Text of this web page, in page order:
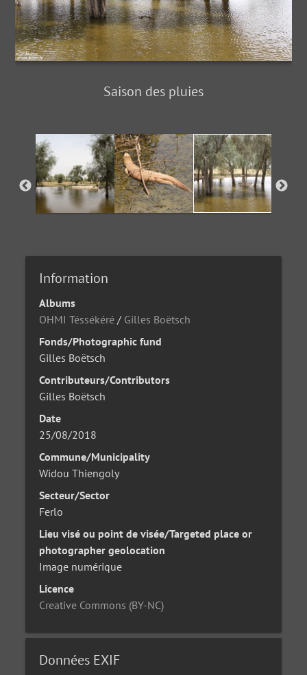
Saison des pluies
Information
Albums
OHMI Téssékéré / Gilles Boëtsch
Fonds/Photographic fund
Gilles Boëtsch
Contributeurs/Contributors
Gilles Boëtsch
Date
25/08/2018
Commune/Municipality
Widou Thiengoly
Secteur/Sector
Ferlo
Lieu visé ou point de visée/Targeted place or
photographer geolocation
Image numérique
Licence
Creative Commons (BY-NC)
Données EXIF